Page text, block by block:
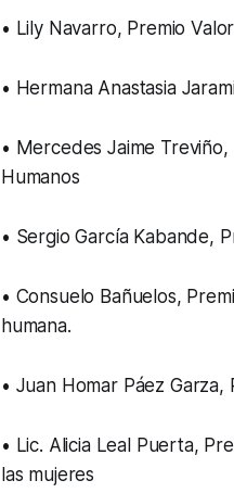
• Lily Navarro, Premio
• Hermana Anastasia
• Mercedes Jaime
Humanos
• Sergio García Kabande,
• Consuelo Bañuelos,
humana.
• Juan Homar Páez
• Lic. Alicia Leal Puerta,
las mujeres